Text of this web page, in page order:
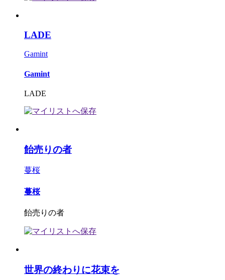
LADE
Gamint
Gamint
LADE
飴売りの者
蔓桜
蔓桜
飴売りの者
世界の終わりに花束を